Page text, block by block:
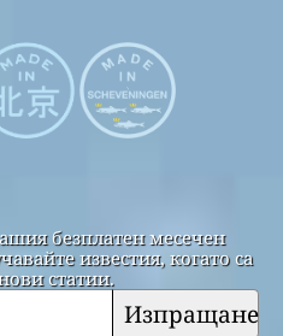
безплатен месечен
известия, когато са
статии.
Изпращане